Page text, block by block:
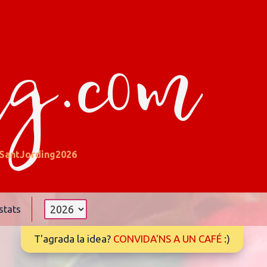
T'agrada la idea? CONVIDA'NS A UN CAFÉ :)